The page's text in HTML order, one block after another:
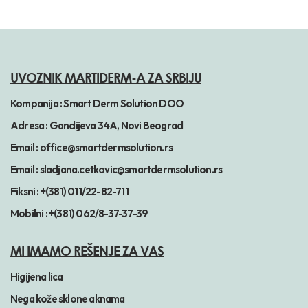
UVOZNIK MARTIDERM-A ZA SRBIJU
Kompanija :Smart Derm Solution DOO
Adresa : Gandijeva 34A, Novi Beograd
Email : office@smartdermsolution.rs
Email :sladjana.cetkovic@smartdermsolution.rs
Fiksni :+(381) 011/22-82-711
Mobilni :+(381) 062/8-37-37-39
MI IMAMO REŠENJE ZA VAS
Higijena lica
Nega kože sklone aknama